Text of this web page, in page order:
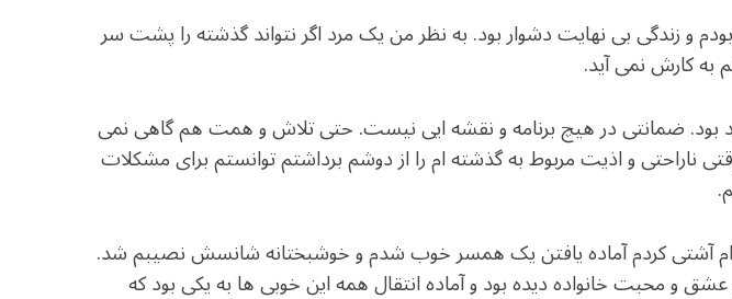
و زندگی بی نهایت دشوار بود. به نظر من یک مرد اگر نتواند گذشته را پشت سر
به کارش نمی آید.
ضمانتی در هیچ برنامه و نقشه ایی نیست. حتی تلاش و همت هم گاهی نمی
ناراحتی و اذیت مربوط به گذشته ام را از دوشم برداشتم توانستم برای مشکلات
آشتی کردم آماده یافتن یک همسر خوب شدم و خوشبختانه شانسش نصیبم شد.
و محبت خانواده دیده بود و آماده انتقال همه این خوبی ها به یکی بود که